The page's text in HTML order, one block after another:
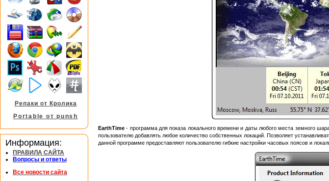
EarthTime - программа для показа локального времени и даты любого места земного
пользователю добавлять любое количество собственных локаций. Позволяет
данной программе предоставляют пользователю гибкие настройки часовых поясов и
Репаки от Кролика
Portable от punsh
Информация:
ПРАВИЛА САЙТА
Вопросы и ответы
Все новости сайта